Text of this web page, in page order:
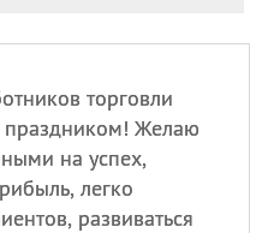
торговли
Желаю
на успех,
легко
развиваться
великомученика
покровителя всех
врачей и целителя
больных
День книголюбов (Book
Lovers Day)